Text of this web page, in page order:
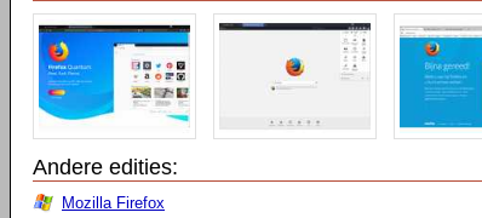
Andere edities:
Mozilla Firefox